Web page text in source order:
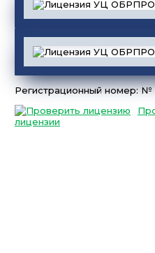
Регистрационный номер: №
лицензии